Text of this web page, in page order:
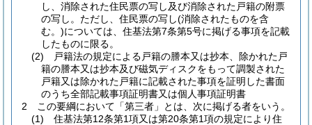
し、消除された住民票の写し及び消除された戸籍の附票
の写し。 ただし、住民票の写し(消除されたものを含
む。)については、住基法第7条第5号に掲げる事項を記載
したものに限る。
(2)
戸籍法の規定による戸籍の謄本又は抄本、除かれた戸
籍の謄本又は抄本及び磁気ディスクをもって調製された
戸籍又は除かれた戸籍に記載された事項を証明した書面
のうち全部記載事項証明書又は個人事項証明書
2
この要綱において「第三者」とは、次に掲げる者をいう。
(1)
住基法第12条第1項又は第20条第1項の規定により住